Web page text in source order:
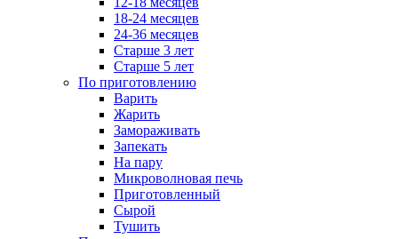
18-24 месяцев
24-36 месяцев
Старше 3 лет
Старше 5 лет
По приготовлению
Варить
Жарить
Замораживать
Запекать
На пару
Микроволновая печь
Приготовленный
Сырой
Тушить